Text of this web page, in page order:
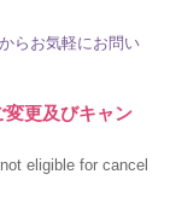
らお気軽にお問い
更及びキャン
eligible for cancel